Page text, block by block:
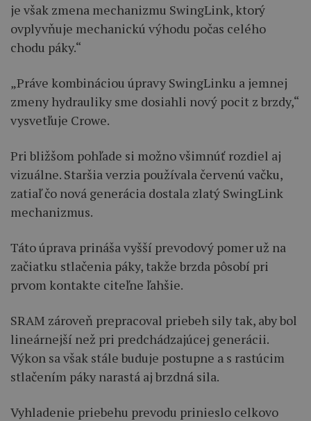
je však zmena mechanizmu SwingLink, ktorý
ovplyvňuje mechanickú výhodu počas celého
chodu páky.“
„Práve kombináciou úpravy SwingLinku a jemnej
zmeny hydrauliky sme dosiahli nový pocit z brzdy,“
vysvetľuje Crowe.
Pri bližšom pohľade si možno všimnúť rozdiel aj
vizuálne. Staršia verzia používala červenú vačku,
zatiaľ čo nová generácia dostala zlatý SwingLink
mechanizmus.
Táto úprava prináša vyšší prevodový pomer už na
začiatku stlačenia páky, takže brzda pôsobí pri
prvom kontakte citeľne ľahšie.
SRAM zároveň prepracoval priebeh sily tak, aby bol
lineárnejší než pri predchádzajúcej generácii.
Výkon sa však stále buduje postupne a s rastúcim
stlačením páky narastá aj brzdná sila.
Vyhladenie priebehu prevodu prinieslo celkovo